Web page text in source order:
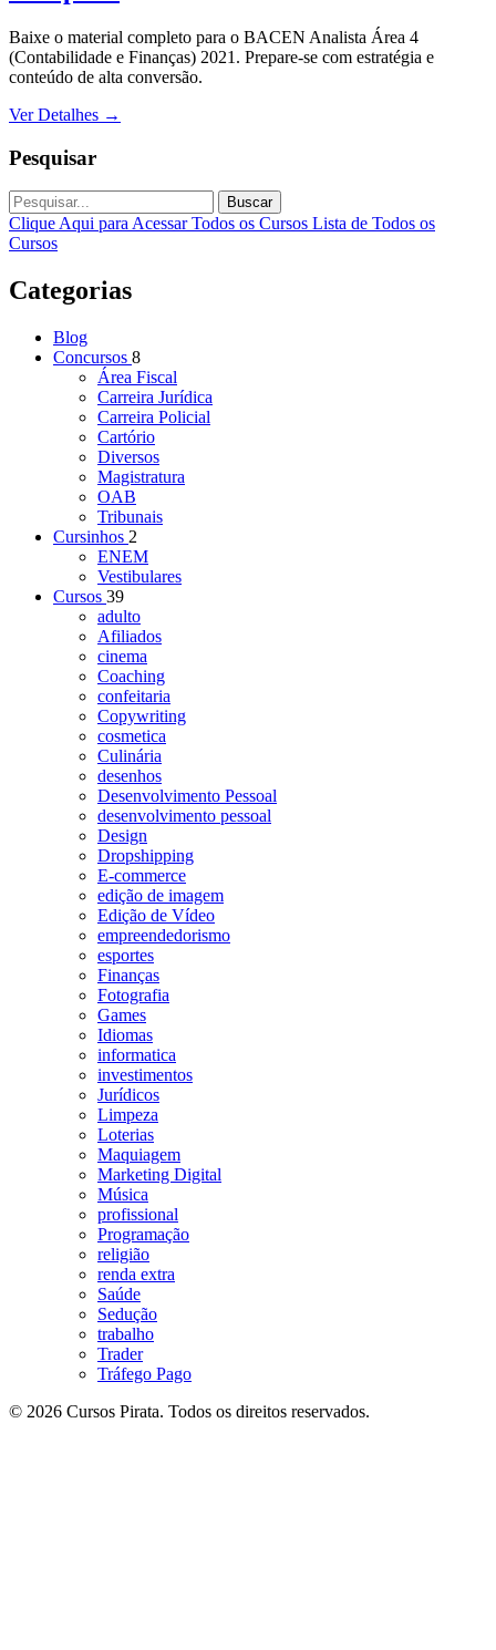
Baixe o material completo para o BACEN Analista Área 4
(Contabilidade e Finanças) 2021. Prepare-se com estratégia e
conteúdo de alta conversão.
Ver Detalhes →
Pesquisar
Buscar
Clique Aqui para Acessar Todos os Cursos Lista de Todos os
Cursos
Categorias
Blog
Concursos 8
Área Fiscal
Carreira Jurídica
Carreira Policial
Cartório
Diversos
Magistratura
OAB
Tribunais
Cursinhos 2
ENEM
Vestibulares
Cursos 39
adulto
Afiliados
cinema
Coaching
confeitaria
Copywriting
cosmetica
Culinária
desenhos
Desenvolvimento Pessoal
desenvolvimento pessoal
Design
Dropshipping
E-commerce
edição de imagem
Edição de Vídeo
empreendedorismo
esportes
Finanças
Fotografia
Games
Idiomas
informatica
investimentos
Jurídicos
Limpeza
Loterias
Maquiagem
Marketing Digital
Música
profissional
Programação
religião
renda extra
Saúde
Sedução
trabalho
Trader
Tráfego Pago
© 2026 Cursos Pirata. Todos os direitos reservados.